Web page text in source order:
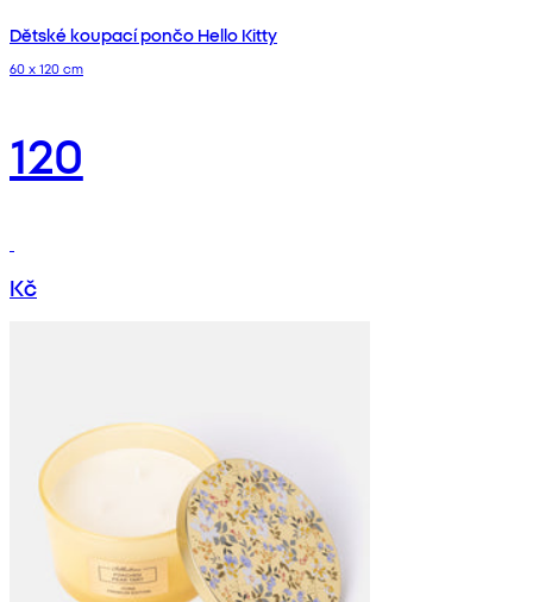
Dětské koupací pončo Hello Kitty
60 x 120 cm
120
Kč